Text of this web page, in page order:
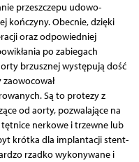
przeszczepu udowo-
kończyny. Obecnie, dzięki
oraz odpowiedniej
po zabiegach
brzusznej występują dość
Są to protezy z
od aorty, pozwalające na
nerkowe i trzewne lub
krótka dla implantacji stent-
rzadko wykonywane i